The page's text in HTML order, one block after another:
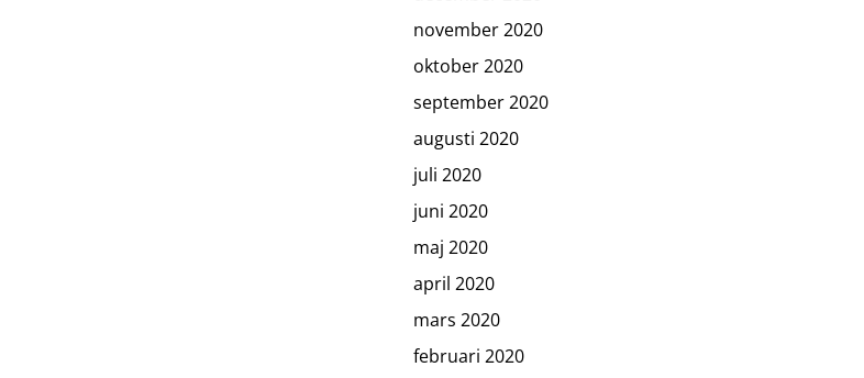
november 2020
oktober 2020
september 2020
augusti 2020
juli 2020
juni 2020
maj 2020
april 2020
mars 2020
februari 2020